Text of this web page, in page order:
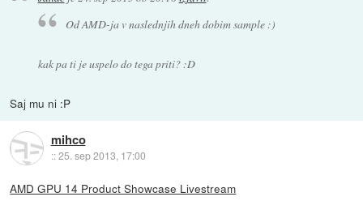
Od AMD-ja v naslednjih dneh dobim sample :)
kak pa ti je uspelo do tega priti? :D
Saj mu ni :P
mihco
::25. sep 2013, 17:00
AMD GPU 14 Product Showcase Livestream